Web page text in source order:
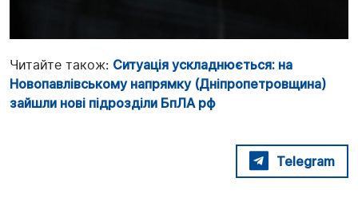
Читайте також: Ситуація ускладнюється: на
Новопавлівському напрямку (Дніпропетровщина)
зайшли нові підрозділи БпЛА рф
Telegram